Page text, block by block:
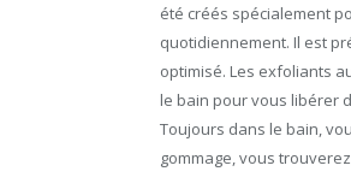
été créés spécialement
quotidiennement. Il est
optimisé. Les exfoliants
le bain pour vous libérer
Toujours dans le bain,
gommage, vous